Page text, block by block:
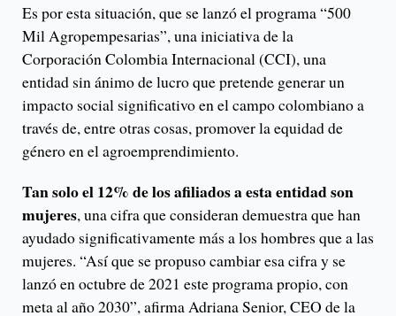
Es por esta situación, que se lanzó el programa “500
Mil Agropempesarias”, una iniciativa de la
Corporación Colombia Internacional (CCI), una
entidad sin ánimo de lucro que pretende generar un
impacto social significativo en el campo colombiano a
través de, entre otras cosas, promover la equidad de
género en el agroemprendimiento.
Tan solo el 12% de los afiliados a esta entidad son
mujeres, una cifra que consideran demuestra que han
ayudado significativamente más a los hombres que a las
mujeres. “Así que se propuso cambiar esa cifra y se
lanzó en octubre de 2021 este programa propio, con
meta al año 2030”, afirma Adriana Senior, CEO de la